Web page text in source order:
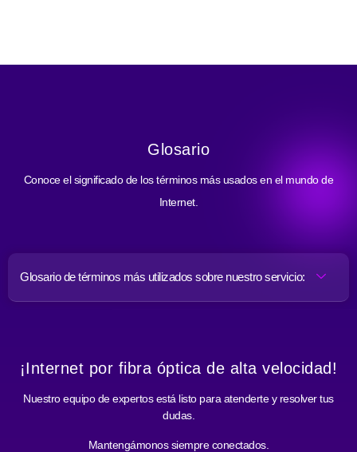
Glosario
Conoce el significado de los términos más usados en el mundo de
Internet.
Glosario de términos más utilizados sobre nuestro servicio:
¡Internet por fibra óptica de alta velocidad!
Nuestro equipo de expertos está listo para atenderte y resolver tus
dudas.
Mantengámonos siempre conectados.